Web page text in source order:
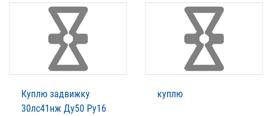
Куплю задвижку
30лс41нж Ду50 Ру16
куплю